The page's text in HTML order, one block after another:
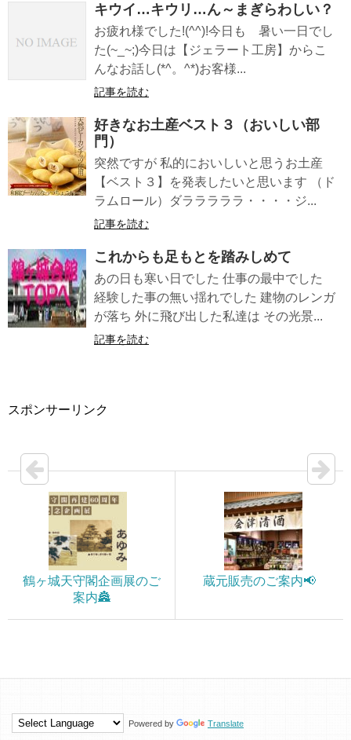
キウイ…キウリ…ん～まぎらわしい？
お疲れ様でした!(^^)!今日も 暑い一日でし
た(~_~;)今日は【ジェラート工房】からこ
んなお話し(*^。^*)お客様...
記事を読む
好きなお土産ベスト３（おいしい部
門）
突然ですが 私的においしいと思うお土産
【ベスト３】を発表したいと思います （ド
ラムロール）ダラララララ・・・・ジ...
記事を読む
これからも足もとを踏みしめて
あの日も寒い日でした 仕事の最中でした
経験した事の無い揺れでした 建物のレンガ
が落ち 外に飛び出した私達は その光景...
記事を読む
スポンサーリンク
鶴ヶ城天守閣企画展のご
案内🏯
蔵元販売のご案内📢
Powered by Translate